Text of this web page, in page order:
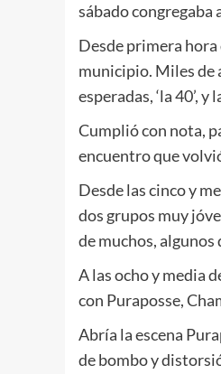
sábado congregaba
Desde primera hora
municipio. Miles de
esperadas, ‘la 40’,
Cumplió con nota,
encuentro que
Desde las cinco y
dos grupos muy
de muchos,
A las ocho y media
con Puraposse,
Abría la escena
de bombo y